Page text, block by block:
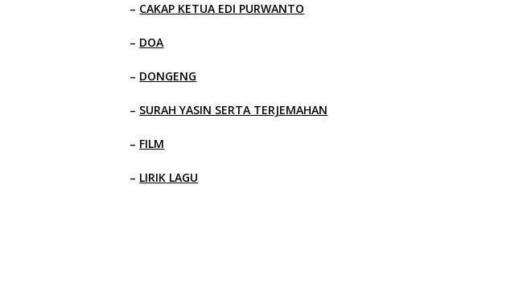
– CAKAP KETUA EDI PURWANTO
– DOA
– DONGENG
– SURAH YASIN SERTA TERJEMAHAN
– FILM
– LIRIK LAGU